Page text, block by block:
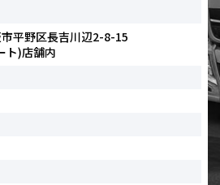
平野区長吉川辺2-8-15
ト)店舗内